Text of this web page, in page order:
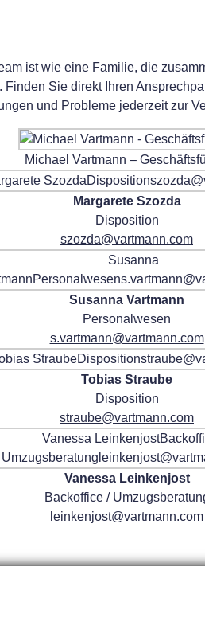
ist wie eine Familie, die
Finden Sie direkt Ihren
und Probleme jederzeit zur
Michael Vartmann –
Margarete Szozda
Disposition
szozda@vartmann.com
Susanna Vartmann
Personalwesen
s.vartmann@vartmann.com
Tobias Straube
Disposition
straube@vartmann.com
Vanessa Leinkenjost
Backoffice /
leinkenjost@vartmann.com